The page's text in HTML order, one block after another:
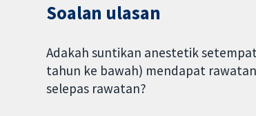
Soalan ulasan
Adakah suntikan anestetik
tahun ke bawah) mendapat
selepas rawatan?